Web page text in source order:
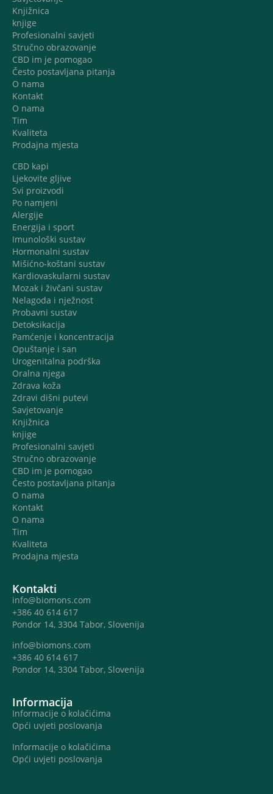
Knjižnica
knjige
Profesionalni savjeti
Stručno obrazovanje
CBD im je pomogao
Često postavljana pitanja
O nama
Kontakt
O nama
Tim
Kvaliteta
Prodajna mjesta
CBD kapi
Ljekovite gljive
Svi proizvodi
Po namjeni
Alergije
Energija i sport
Imunološki sustav
Hormonalni sustav
Mišićno-koštani sustav
Kardiovaskularni sustav
Mozak i živčani sustav
Nelagoda i nježnost
Probavni sustav
Detoksikacija
Pamćenje i koncentracija
Opuštanje i san
Urogenitalna podrška
Oralna njega
Zdrava koža
Zdravi dišni putevi
Savjetovanje
Knjižnica
knjige
Profesionalni savjeti
Stručno obrazovanje
CBD im je pomogao
Često postavljana pitanja
O nama
Kontakt
O nama
Tim
Kvaliteta
Prodajna mjesta
Kontakti
info@biomons.com
+386 40 614 617
Pondor 14, 3304 Tabor, Slovenija
info@biomons.com
+386 40 614 617
Pondor 14, 3304 Tabor, Slovenija
Informacija
Informacije o kolačićima
Opći uvjeti poslovanja
Informacije o kolačićima
Opći uvjeti poslovanja